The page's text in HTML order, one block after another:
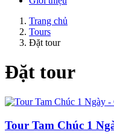
Trang chủ
Tours
Đặt tour
Đặt tour
Tour Tam Chúc 1